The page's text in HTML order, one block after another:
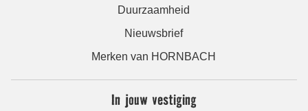
Duurzaamheid
Nieuwsbrief
Merken van HORNBACH
In jouw vestiging